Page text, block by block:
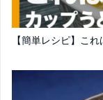
【簡単レシピ】こ